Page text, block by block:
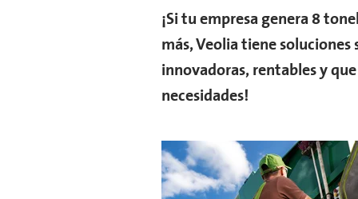
¡Si tu empresa genera 8
más, Veolia tiene soluciones
innovadoras, rentables y
necesidades!